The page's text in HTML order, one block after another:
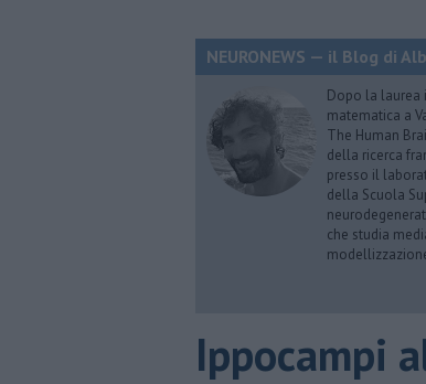
NEURONEWS — il Blog di
Dopo la laurea
matematica a
The Human
della ricerca
presso il
della Scuola
che studia
Ippocampi